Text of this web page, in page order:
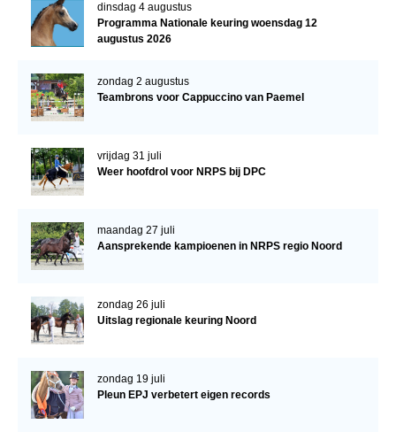
Tarievenlijst
Veel gestelde vragen
Webshop
Evenementen
NRPS Keuringen
Regionale Keuringen
ABOP
Wereldkampioenschap Jonge Paarden
dinsdag 4 augustus
Programma Nationale keuring woensdag 12
augustus 2026
zondag 2 augustus
Teambrons voor Cappuccino van Paemel
vrijdag 31 juli
Weer hoofdrol voor NRPS bij DPC
maandag 27 juli
Aansprekende kampioenen in NRPS regio Noord
zondag 26 juli
Uitslag regionale keuring Noord
zondag 19 juli
Pleun EPJ verbetert eigen records